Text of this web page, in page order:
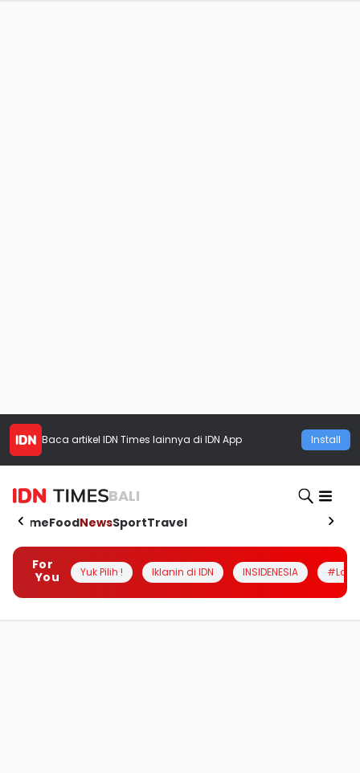
Baca artikel IDN Times lainnya di IDN App Install
BALI
HomeFoodNewsSportTravel
For
You
Yuk Pilih ! Iklanin di IDN INSIDENESIA